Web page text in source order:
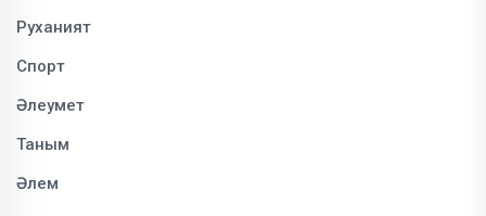
Руханият
Спорт
Әлеумет
Таным
Әлем